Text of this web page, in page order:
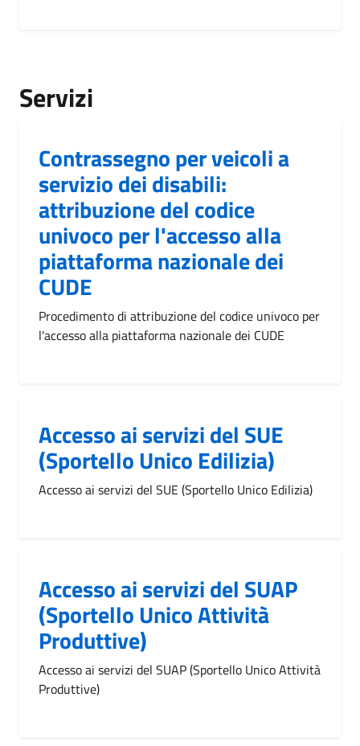
Servizi
Contrassegno per veicoli a
servizio dei disabili:
attribuzione del codice
univoco per l'accesso alla
piattaforma nazionale dei
CUDE
Procedimento di attribuzione del codice univoco per
l'accesso alla piattaforma nazionale dei CUDE
Accesso ai servizi del SUE
(Sportello Unico Edilizia)
Accesso ai servizi del SUE (Sportello Unico Edilizia)
Accesso ai servizi del SUAP
(Sportello Unico Attività
Produttive)
Accesso ai servizi del SUAP (Sportello Unico Attività
Produttive)